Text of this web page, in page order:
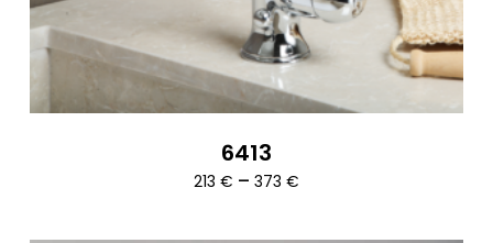
6413
213 € – 373 €Ártartomány: